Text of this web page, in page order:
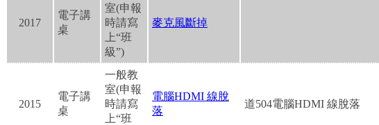
2017
電子講
桌
室(申報
時請寫
上“班
級”)
麥克風斷掉
2015
電子講
桌
一般教
室(申報
時請寫
上“班
電腦HDMI 線脫
落
道504電腦HDMI 線脫落